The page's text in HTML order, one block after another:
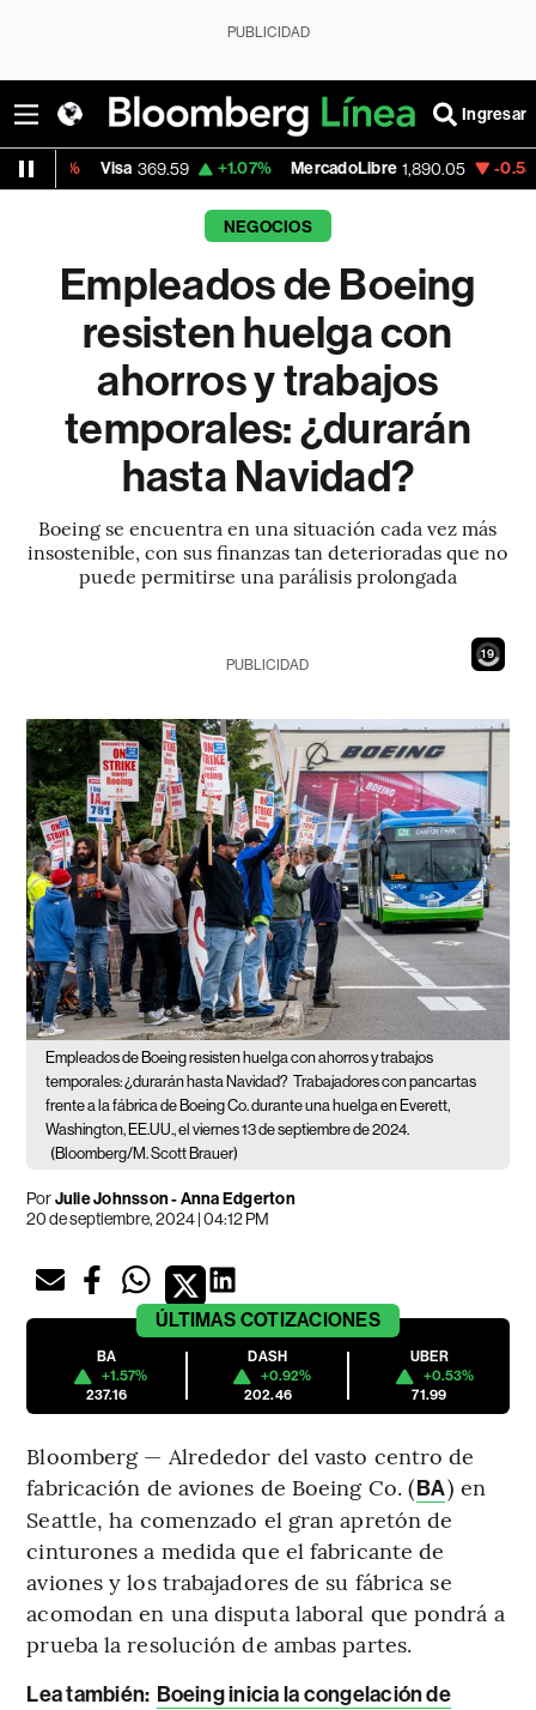
PUBLICIDAD
Ingresar
369.59 +1.07% MercadoLibre 1,890.05 -0.55% Banco
NEGOCIOS
Empleados de Boeing
resisten huelga con
ahorros y trabajos
temporales: ¿durarán
hasta Navidad?
Boeing se encuentra en una situación cada vez más
insostenible, con sus finanzas tan deterioradas que no
puede permitirse una parálisis prolongada
17
PUBLICIDAD
Empleados de Boeing resisten huelga con ahorros y trabajos
temporales: ¿durarán hasta Navidad? Trabajadores con pancartas
frente a la fábrica de Boeing Co. durante una huelga en Everett,
Washington, EE.UU., el viernes 13 de septiembre de 2024.
(Bloomberg/M. Scott Brauer)
PorJulie Johnsson - Anna Edgerton
20 de septiembre, 2024 | 04:12 PM
ÚLTIMAS COTIZACIONES
BA
+1.57%
237.16
DASH
+0.92%
202.46
UBER
+0.53%
71.99
Bloomberg — Alrededor del vasto centro de
fabricación de aviones de Boeing Co. (BA) en
Seattle, ha comenzado el gran apretón de
cinturones a medida que el fabricante de
aviones y los trabajadores de su fábrica se
acomodan en una disputa laboral que pondrá a
prueba la resolución de ambas partes.
Lea también: Boeing inicia la congelación de